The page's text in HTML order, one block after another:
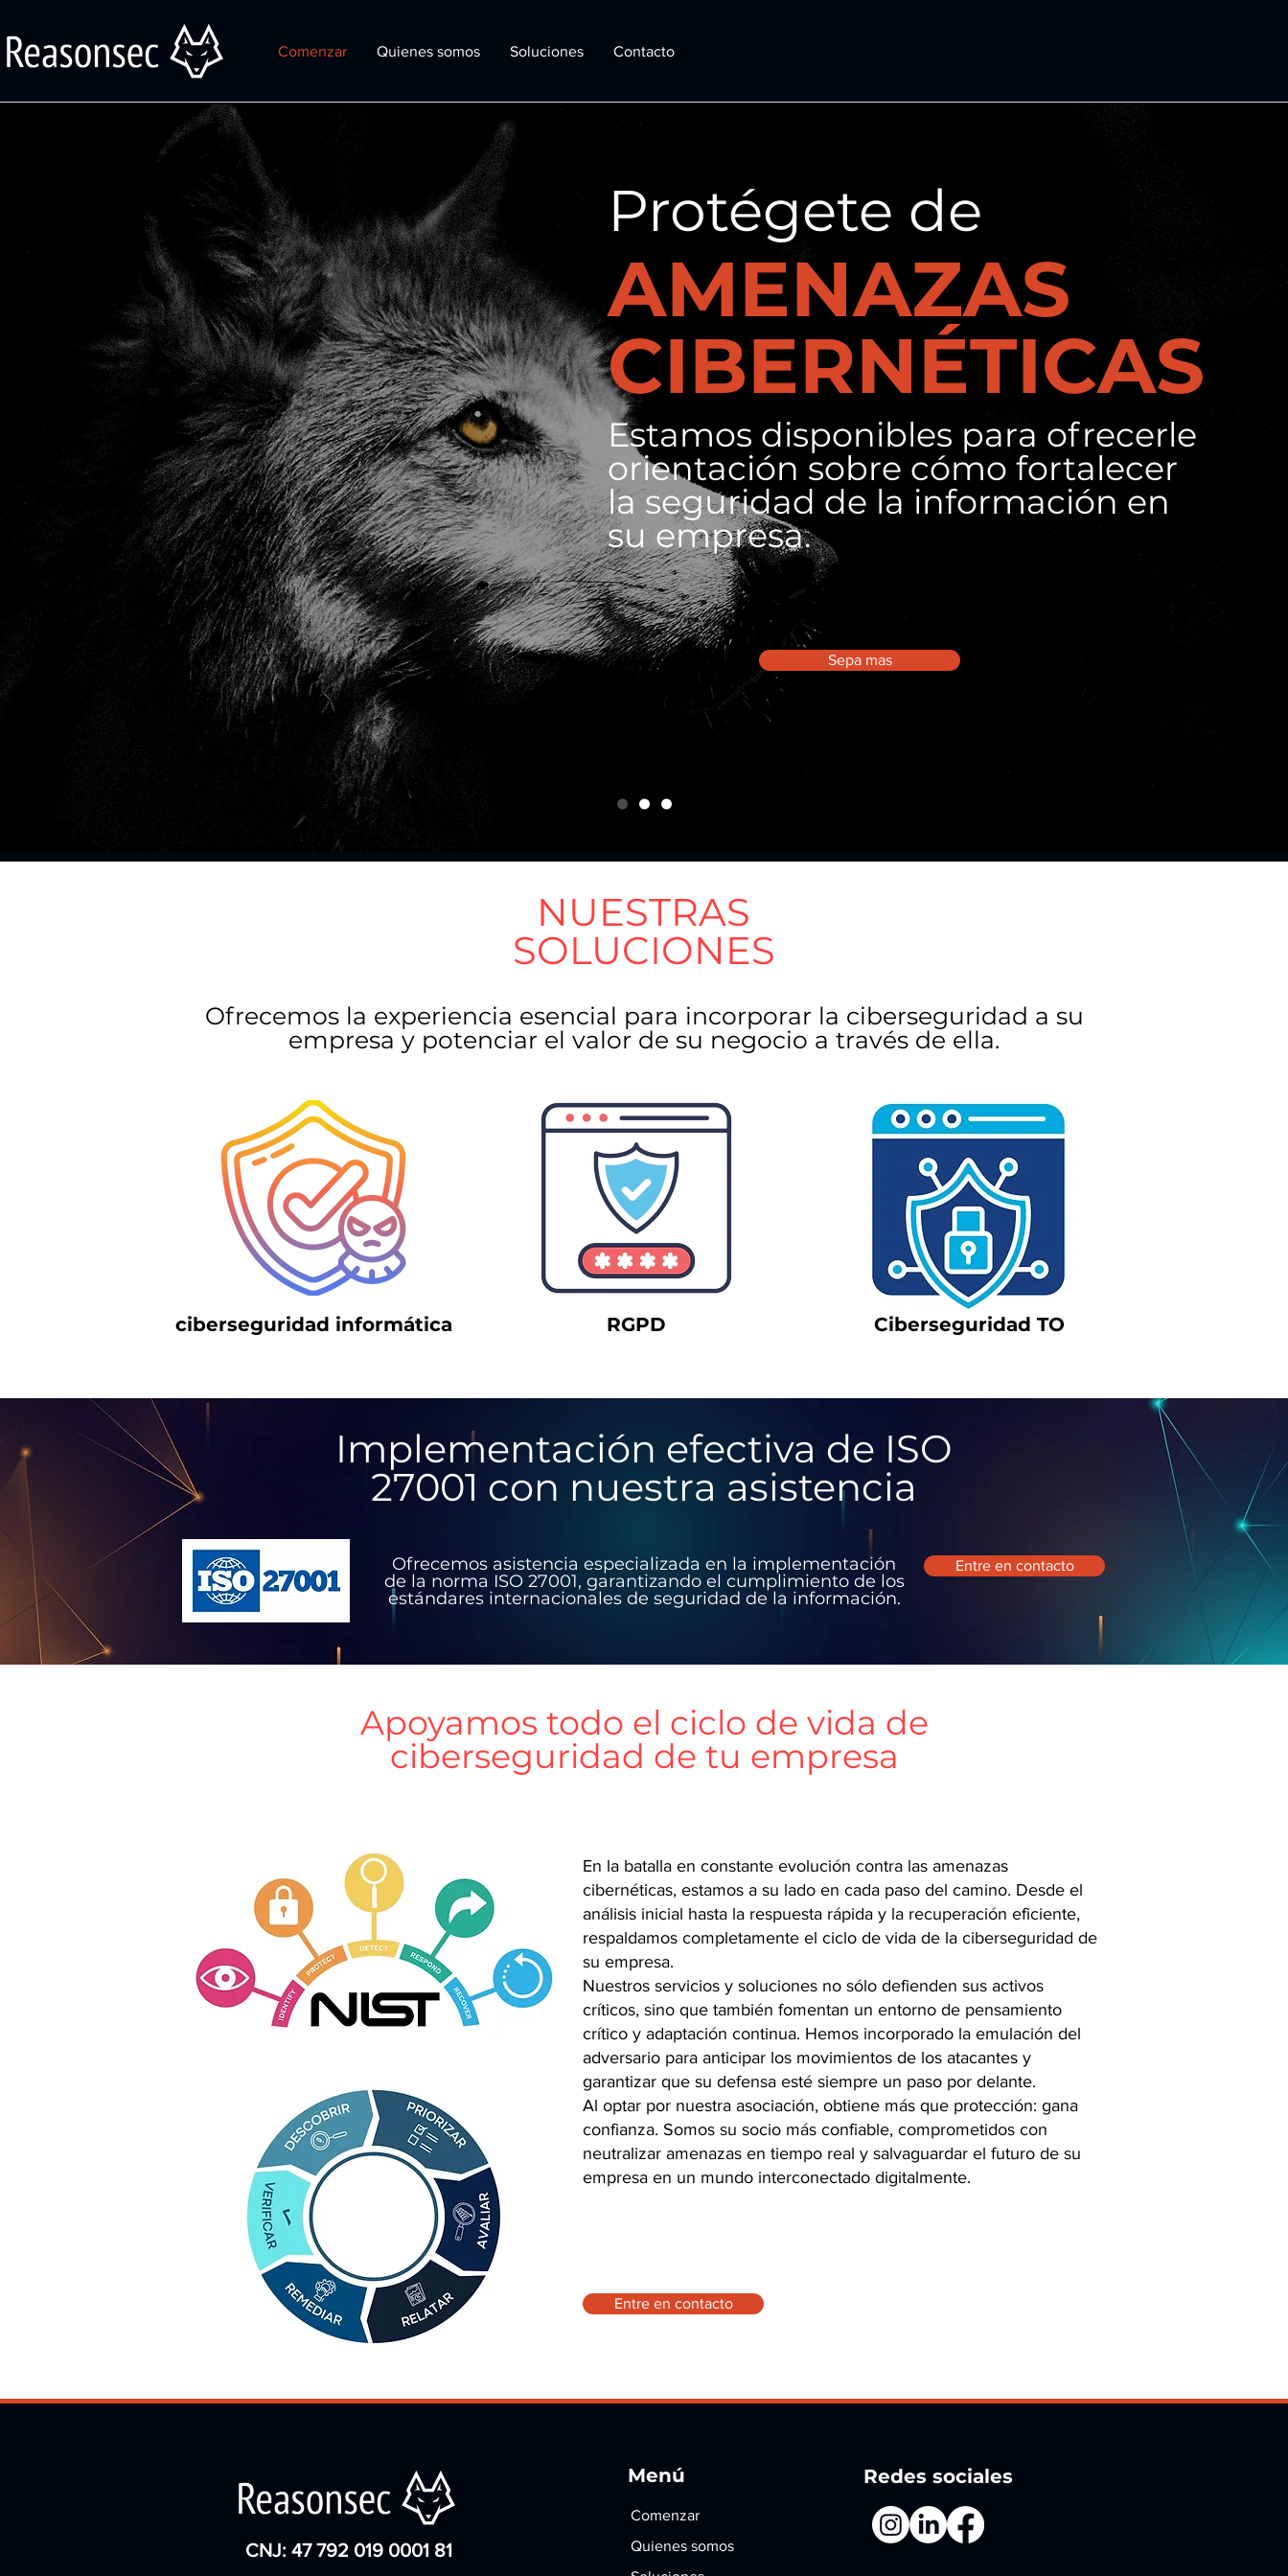
Comenzar Quienes somos Soluciones Contacto
Protégete de
AMENAZAS
CIBERNÉTICAS
Estamos disponibles para ofrecerle
orientación sobre cómo fortalecer
la seguridad de la información en
su empresa.
Sepa mas
NUESTRAS
SOLUCIONES
Ofrecemos la experiencia esencial para incorporar la ciberseguridad a su
empresa y potenciar el valor de su negocio a través de ella.
ciberseguridad informática RGPD Ciberseguridad TO
Implementación efectiva de ISO
27001 con nuestra asistencia
Ofrecemos asistencia especializada en la implementación
de la norma ISO 27001, garantizando el cumplimiento de los
estándares internacionales de seguridad de la información.
Entre en contacto
Apoyamos todo el ciclo de vida de
ciberseguridad de tu empresa
En la batalla en constante evolución contra las amenazas
cibernéticas, estamos a su lado en cada paso del camino. Desde el
análisis inicial hasta la respuesta rápida y la recuperación eficiente,
respaldamos completamente el ciclo de vida de la ciberseguridad de
su empresa.
Nuestros servicios y soluciones no sólo defienden sus activos
críticos, sino que también fomentan un entorno de pensamiento
crítico y adaptación continua. Hemos incorporado la emulación del
adversario para anticipar los movimientos de los atacantes y
garantizar que su defensa esté siempre un paso por delante.
Al optar por nuestra asociación, obtiene más que protección: gana
confianza. Somos su socio más confiable, comprometidos con
neutralizar amenazas en tiempo real y salvaguardar el futuro de su
empresa en un mundo interconectado digitalmente.
Entre en contacto
CNJ: 47 792 019 0001 81
Menú
Comenzar
Quienes somos
Redes sociales